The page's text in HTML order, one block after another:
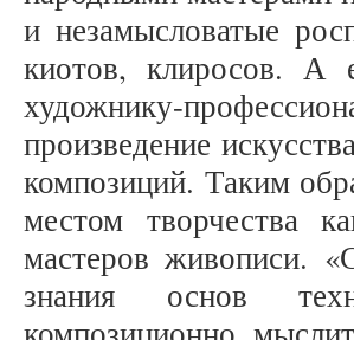
и незамысловатые
киотов, клиросов. А
художнику-
произведение
композиций. Таким
местом творчества
мастеров живописи.
знания основ